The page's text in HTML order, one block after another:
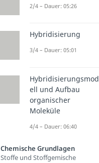
2/4 – Dauer: 05:26
Hybridisierung
3/4 – Dauer: 05:01
Hybridisierungsmod
ell und Aufbau
organischer
Moleküle
4/4 – Dauer: 06:40
Chemische Grundlagen
Stoffe und Stoffgemische